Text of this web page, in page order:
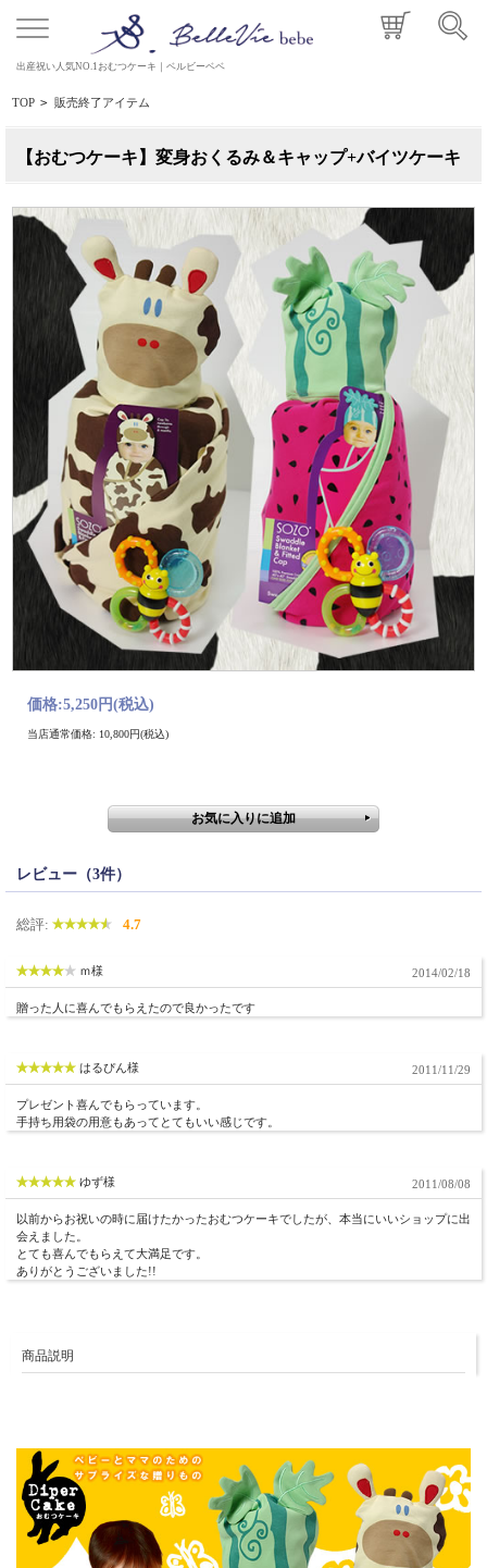
出産祝い人気NO.1おむつケーキ｜ベルビーベベ
TOP > 販売終了アイテム
【おむつケーキ】変身おくるみ＆キャップ+バイツケーキ
価格:5,250円(税込)
当店通常価格: 10,800円(税込)
レビュー（3件）
総評: 4.7
ｍ様 2014/02/18
贈った人に喜んでもらえたので良かったです
はるぴん様 2011/11/29
プレゼント喜んでもらっています。
手持ち用袋の用意もあってとてもいい感じです。
ゆず様 2011/08/08
以前からお祝いの時に届けたかったおむつケーキでしたが、本当にいいショップに出
会えました。
とても喜んでもらえて大満足です。
ありがとうございました!!
商品説明